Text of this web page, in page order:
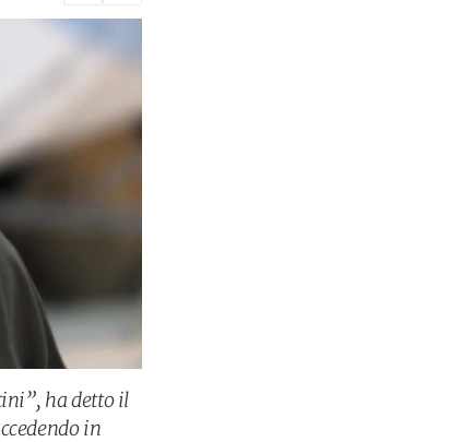
ha detto il
in